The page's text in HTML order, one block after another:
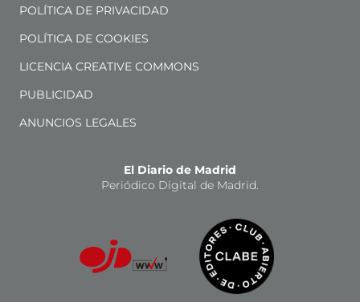
POLÍTICA DE PRIVACIDAD
POLÍTICA DE COOKIES
LICENCIA CREATIVE COMMONS
PUBLICIDAD
ANUNCIOS LEGALES
El Diario de Madrid
Periódico Digital de Madrid.